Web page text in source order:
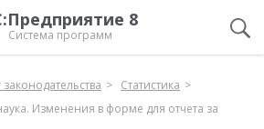
8
Система программ
Статистика
Изменения в форме для отчета за